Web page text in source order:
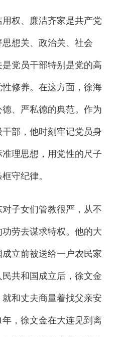
权、廉洁齐家是共产党
想关、政治关、社会
党员干部特别是党的高
修养。在这方面，徐海
、严私德的典范。作为
部，他时刻牢记党员身
理思想，用党性的尺子
守纪律。
子女们管教很严，从不
劳去谋求特权。他的大
立前被送给一户农民家
共和国成立后，徐文金
和丈夫商量着找父亲安
年，徐文金在大连见到离